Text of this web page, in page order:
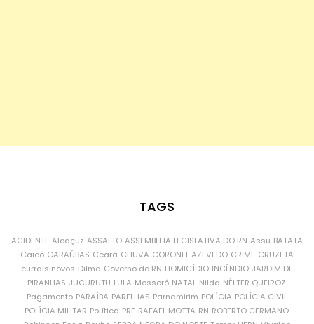
TAGS
ACIDENTE Alcaçuz ASSALTO ASSEMBLEIA LEGISLATIVA DO RN Assu BATATA
Caicó CARAÚBAS Ceará CHUVA CORONEL AZEVEDO CRIME CRUZETA
currais novos Dilma Governo do RN HOMICÍDIO INCÊNDIO JARDIM DE
PIRANHAS JUCURUTU LULA Mossoró NATAL Nilda NÉLTER QUEIROZ
Pagamento PARAÍBA PARELHAS Parnamirim POLÍCIA POLÍCIA CIVIL
POLÍCIA MILITAR Política PRF RAFAEL MOTTA RN ROBERTO GERMANO